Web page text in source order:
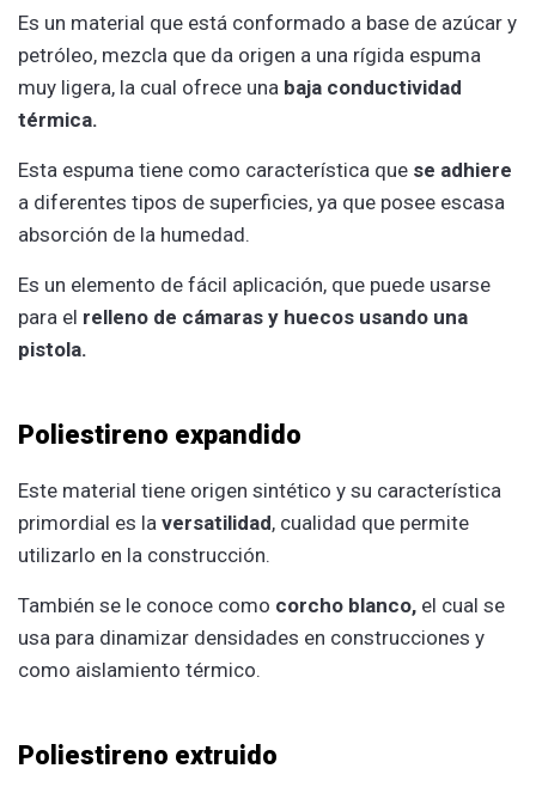
Es un material que está conformado a base de azúcar y
petróleo, mezcla que da origen a una rígida espuma
muy ligera, la cual ofrece una baja conductividad
térmica.
Esta espuma tiene como característica que se adhiere
a diferentes tipos de superficies, ya que posee escasa
absorción de la humedad.
Es un elemento de fácil aplicación, que puede usarse
para el relleno de cámaras y huecos usando una
pistola.
Poliestireno expandido
Este material tiene origen sintético y su característica
primordial es la versatilidad, cualidad que permite
utilizarlo en la construcción.
También se le conoce como corcho blanco, el cual se
usa para dinamizar densidades en construcciones y
como aislamiento térmico.
Poliestireno extruido